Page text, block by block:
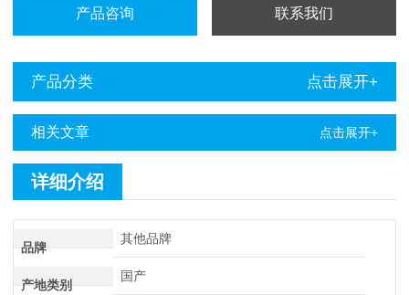
产品咨询 联系我们
产品分类 点击展开+
相关文章 点击展开+
详细介绍
品牌
其他品牌
产地类别
国产